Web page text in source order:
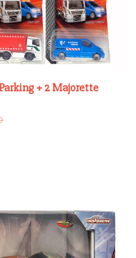
+ 2 Majorette